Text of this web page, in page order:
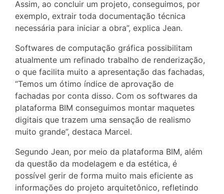
Assim, ao concluir um projeto, conseguimos, por
exemplo, extrair toda documentação técnica
necessária para iniciar a obra”, explica Jean.
Softwares de computação gráfica possibilitam
atualmente um refinado trabalho de renderização,
o que facilita muito a apresentação das fachadas,
“Temos um ótimo índice de aprovação de
fachadas por conta disso. Com os softwares da
plataforma BIM conseguimos montar maquetes
digitais que trazem uma sensação de realismo
muito grande”, destaca Marcel.
Segundo Jean, por meio da plataforma BIM, além
da questão da modelagem e da estética, é
possível gerir de forma muito mais eficiente as
informações do projeto arquitetônico, refletindo